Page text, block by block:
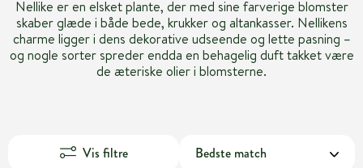
Nellike er en elsket plante, der med sine farverige blomster
skaber glæde i både bede, krukker og altankasser. Nellikens
charme ligger i dens dekorative udseende og lette pasning –
og nogle sorter spreder endda en behagelig duft takket være
de æteriske olier i blomsterne.
Vis filtre